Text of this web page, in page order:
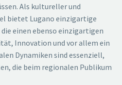
Als kultureller und
bietet Lugano einzigartige
einen ebenso einzigartigen
Innovation und vor allem ein
Dynamiken sind essenziell,
die beim regionalen Publikum